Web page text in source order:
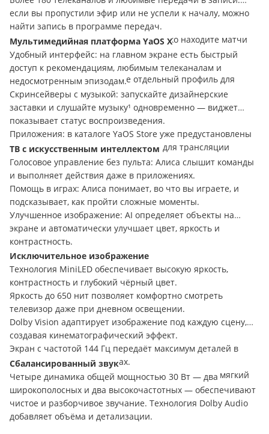
если вы пропустили эфир или не успели к началу, можно
найти запись в программе передач.
Топовые спортивные трансляции: легко находите матчи
любимых команд в отдельном разделе на главной
странице и устанавливайте напоминания.
Детский контент: создавайте отдельный профиль для
ребёнка с его любимыми мультфильмами.
Мультимедийная платформа YaOS X
Удобный интерфейс: на главном экране есть быстрый
доступ к рекомендациям, любимым телеканалам и
недосмотренным эпизодам.
Скринсейверы с музыкой: запускайте дизайнерские
заставки и слушайте музыку¹ одновременно — виджет
показывает статус воспроизведения.
Приложения: в каталоге YaOS Store уже предустановлены
игры, документы, программа Eshare для трансляции
экрана и другие популярные приложения. Можно
устанавливать APK-файлы.
ТВ с искусственным интеллектом
Голосовое управление без пульта: Алиса слышит команды
и выполняет действия даже в приложениях.
Помощь в играх: Алиса понимает, во что вы играете, и
подсказывает, как пройти сложные моменты.
Улучшенное изображение: AI определяет объекты на
экране и автоматически улучшает цвет, яркость и
контрастность.
Исключительное изображение
Технология MiniLED обеспечивает высокую яркость,
контрастность и глубокий чёрный цвет.
Яркость до 650 нит позволяет комфортно смотреть
телевизор даже при дневном освещении.
Dolby Vision адаптирует изображение под каждую сцену,
создавая кинематографический эффект.
Экран с частотой 144 Гц передаёт максимум деталей в
динамичных сценах и играх.
Режим «Ночной сеанс»: более тёплая подсветка и мягкий
звук для комфортного просмотра вечером.
Сбалансированный звук
Четыре динамика общей мощностью 30 Вт — два
широкополосных и два высокочастотных — обеспечивают
чистое и разборчивое звучание. Технология Dolby Audio
добавляет объёма и детализации.